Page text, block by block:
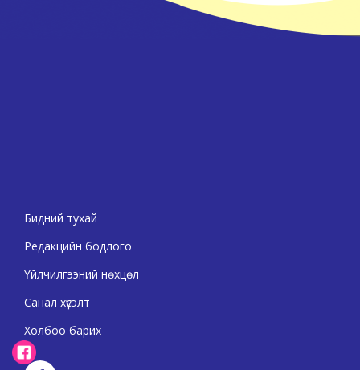
Бидний тухай
Редакцийн бодлого
Үйлчилгээний нөхцөл
Санал хүсэлт
Холбоо барих